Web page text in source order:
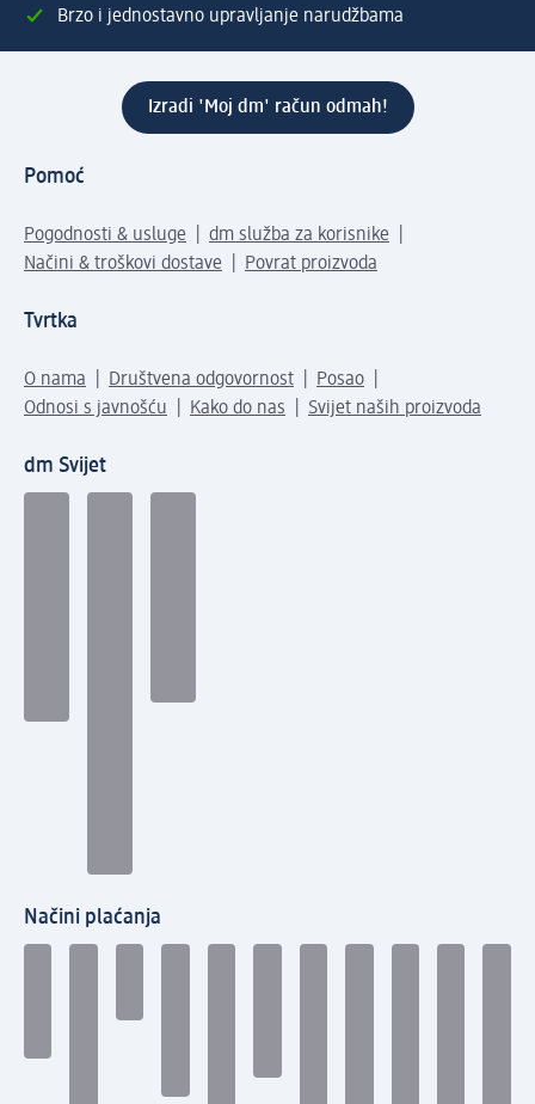
Brzo i jednostavno upravljanje narudžbama
Izradi 'Moj dm' račun odmah!
Pomoć
Pogodnosti & usluge
dm služba za korisnike
Načini & troškovi dostave
Povrat proizvoda
Tvrtka
O nama Društvena odgovornost
Posao
Odnosi s javnošću
Kako do nas Svijet naših proizvoda
dm Svijet
Načini plaćanja